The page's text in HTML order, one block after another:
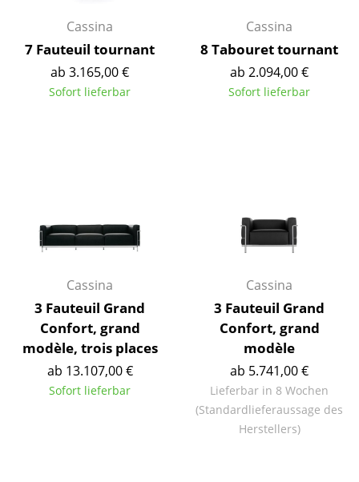
... alle Betten
Accessoires
Tabletts
Aufbewahrungsboxen
Decken
Kissen
Cassina
7 Fauteuil tournant
ab 3.165,00 €
Sofort lieferbar
Cassina
8 Tabouret tournant
ab 2.094,00 €
Sofort lieferbar
Cassina
3 Fauteuil Grand
Confort, grand
modèle, trois places
ab 13.107,00 €
Sofort lieferbar
Cassina
3 Fauteuil Grand
Confort, grand
modèle
ab 5.741,00 €
Lieferbar in 8 Wochen
(Standardlieferaussage des
Herstellers)